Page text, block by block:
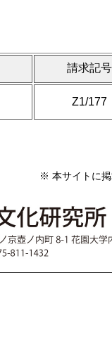
請求記号
Z1/177
※ 本サイトに